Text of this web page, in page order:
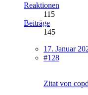
Reaktionen
115
Beiträge
145
17. Januar
#128
Zitat von